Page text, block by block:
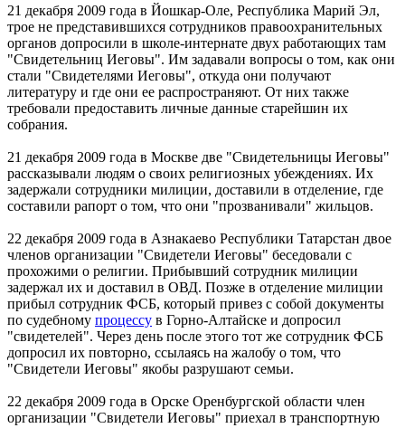
21 декабря 2009 года в Йошкар-Оле, Республика Марий Эл,
трое не представившихся сотрудников правоохранительных
органов допросили в школе-интернате двух работающих там
"Свидетельниц Иеговы". Им задавали вопросы о том, как они
стали "Свидетелями Иеговы", откуда они получают
литературу и где они ее распространяют. От них также
требовали предоставить личные данные старейшин их
собрания.
21 декабря 2009 года в Москве две "Свидетельницы Иеговы"
рассказывали людям о своих религиозных убеждениях. Их
задержали сотрудники милиции, доставили в отделение, где
составили рапорт о том, что они "прозванивали" жильцов.
22 декабря 2009 года в Азнакаево Республики Татарстан двое
членов организации "Свидетели Иеговы" беседовали с
прохожими о религии. Прибывший сотрудник милиции
задержал их и доставил в ОВД. Позже в отделение милиции
прибыл сотрудник ФСБ, который привез с собой документы
по судебному процессу в Горно-Алтайске и допросил
"свидетелей". Через день после этого тот же сотрудник ФСБ
допросил их повторно, ссылаясь на жалобу о том, что
"Свидетели Иеговы" якобы разрушают семьи.
22 декабря 2009 года в Орске Оренбургской области член
организации "Свидетели Иеговы" приехал в транспортную